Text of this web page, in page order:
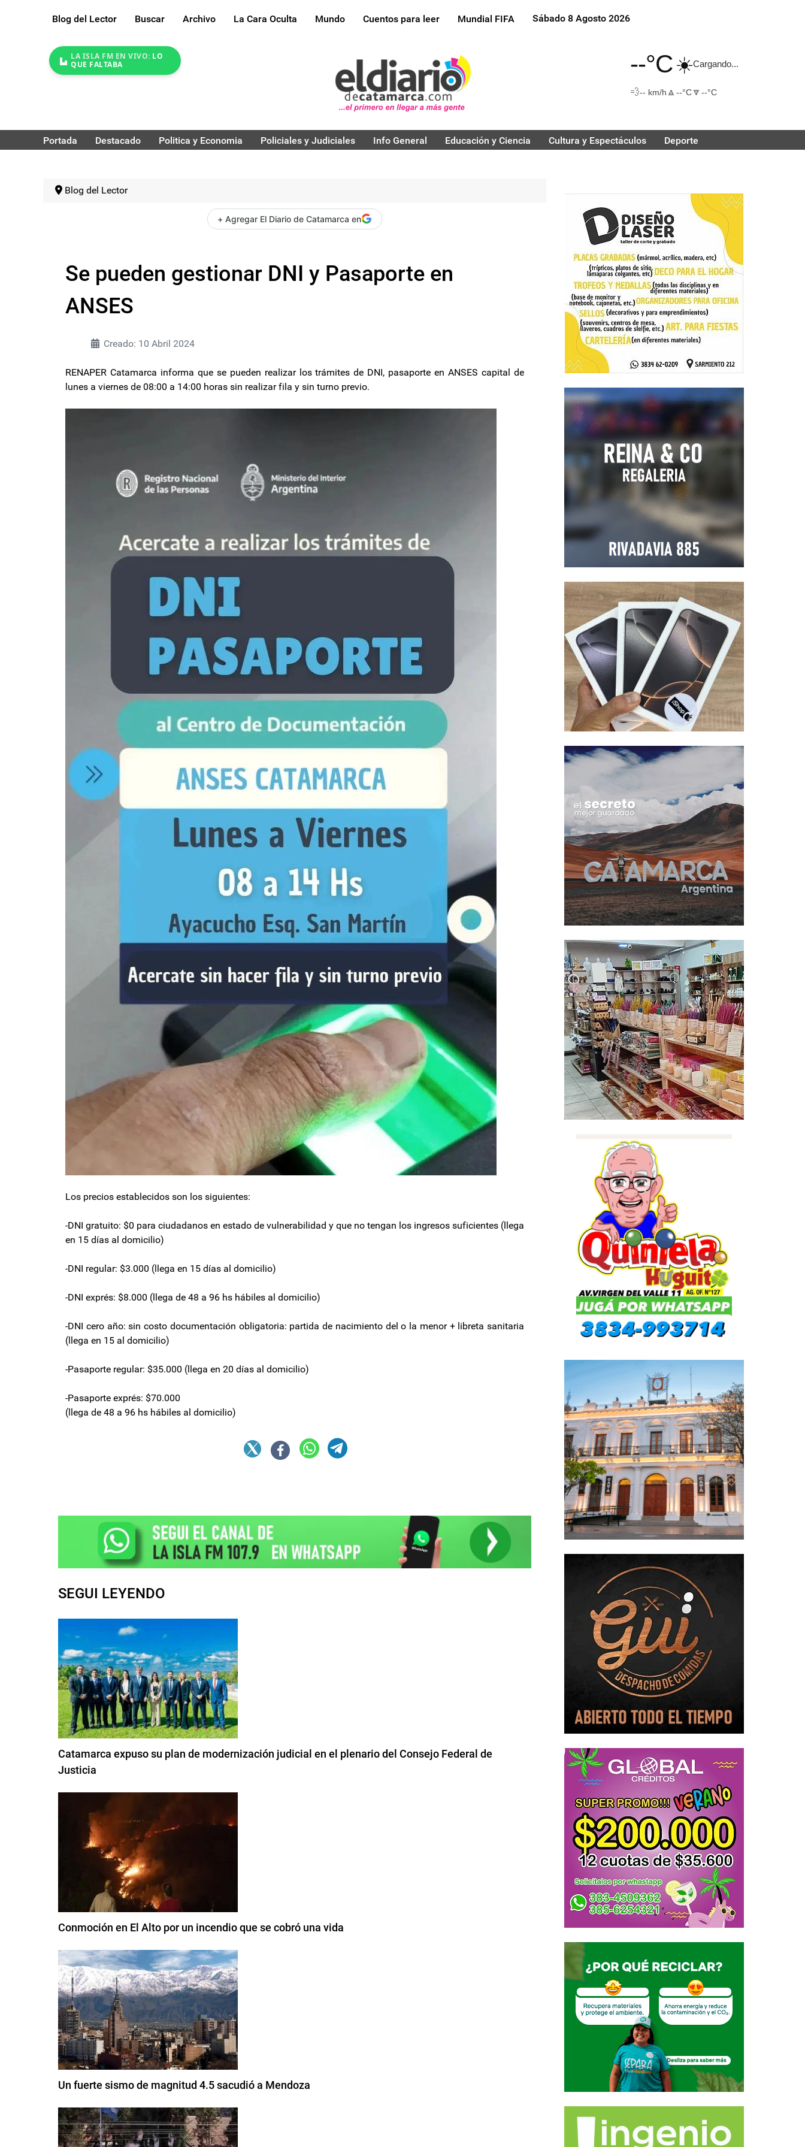
Blog del Lector Buscar Archivo La Cara Oculta Mundo Cuentos para leer Mundial FIFA Sábado 8 Agosto 2026
LA ISLA FM EN VIVO: LO
QUE FALTABA
--°C☀️Cargando...
💨-- km/h 🔼 --°C🔽 --°C
Portada Destacado Politica y Economia Policiales y Judiciales Info General Educación y Ciencia Cultura y Espectáculos Deporte
Blog del Lector
+ Agregar El Diario de Catamarca en
Se pueden gestionar DNI y Pasaporte en
ANSES
Creado: 10 Abril 2024
RENAPER Catamarca informa que se pueden realizar los trámites de DNI, pasaporte en ANSES capital de
lunes a viernes de 08:00 a 14:00 horas sin realizar fila y sin turno previo.
Los precios establecidos son los siguientes:
-DNI gratuito: $0 para ciudadanos en estado de vulnerabilidad y que no tengan los ingresos suficientes (llega
en 15 días al domicilio)
-DNI regular: $3.000 (llega en 15 días al domicilio)
-DNI exprés: $8.000 (llega de 48 a 96 hs hábiles al domicilio)
-DNI cero año: sin costo documentación obligatoria: partida de nacimiento del o la menor + libreta sanitaria
(llega en 15 al domicilio)
-Pasaporte regular: $35.000 (llega en 20 días al domicilio)
-Pasaporte exprés: $70.000
(llega de 48 a 96 hs hábiles al domicilio)
SEGUI LEYENDO
Catamarca expuso su plan de modernización judicial en el plenario del Consejo Federal de
Justicia
Conmoción en El Alto por un incendio que se cobró una vida
Un fuerte sismo de magnitud 4.5 sacudió a Mendoza